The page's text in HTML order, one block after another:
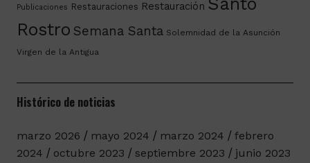
Publicaciones Restauraciones Restauración
Rostro Semana Santa Solemnidad de la Asunción
Virgen de la Antigua
Histórico de noticias
marzo 2026 mayo 2024 marzo 2024
febrero
2024
octubre 2023 septiembre 2023
junio 2023